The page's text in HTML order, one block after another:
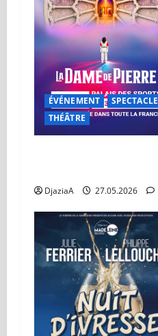
ÉVÉNEMENT
SPECTACLE
THÉÂTRE
DjaziaA 27.05.2026